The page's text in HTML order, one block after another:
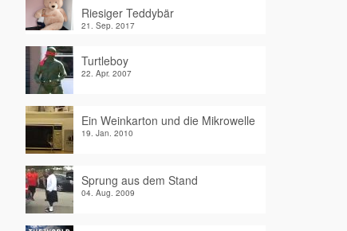
Riesiger Teddybär
21. Sep. 2017
Turtleboy
22. Apr. 2007
Ein Weinkarton und die Mikrowelle
19. Jan. 2010
Sprung aus dem Stand
04. Aug. 2009